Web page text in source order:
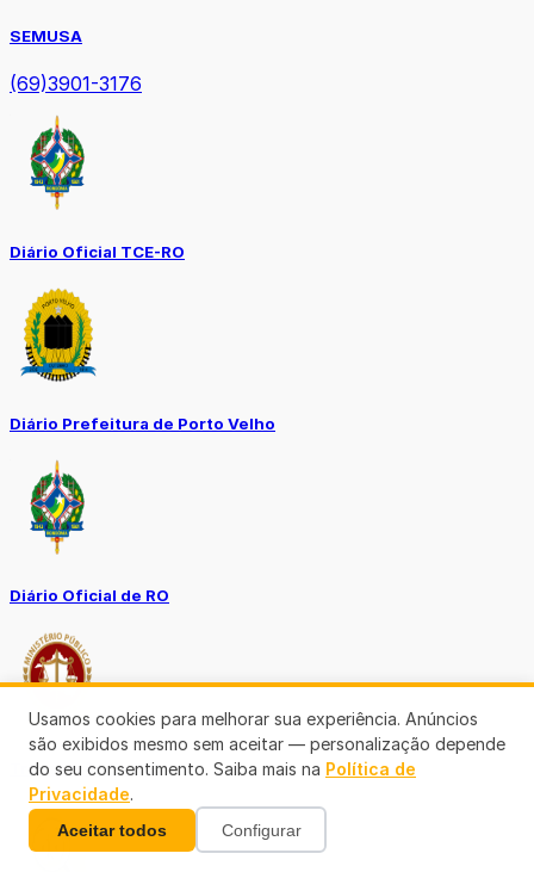
SEMUSA
(69)3901-3176
Diário Oficial TCE-RO
Diário Prefeitura de Porto Velho
Diário Oficial de RO
Transparência RO
Usamos cookies para melhorar sua experiência. Anúncios
são exibidos mesmo sem aceitar — personalização depende
do seu consentimento. Saiba mais na Política de
Privacidade.
Aceitar todos Configurar